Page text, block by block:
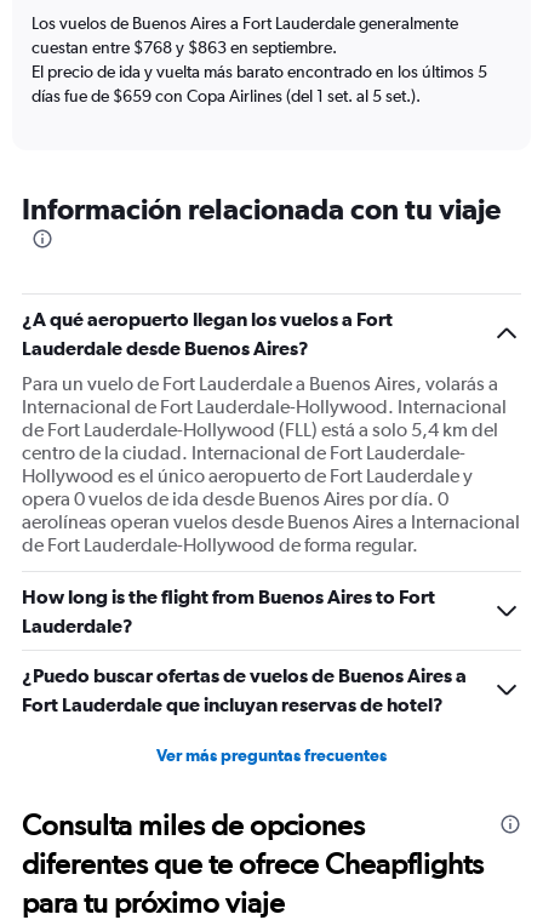
Y
axis
displaying
values.
Los vuelos de Buenos Aires a Fort Lauderdale generalmente
cuestan entre $768 y $863 en septiembre.
El precio de ida y vuelta más barato encontrado en los últimos 5
días fue de $659 con Copa Airlines (del 1 set. al 5 set.).
Información relacionada con tu viaje
¿A qué aeropuerto llegan los vuelos a Fort
Lauderdale desde Buenos Aires?
Para un vuelo de Fort Lauderdale a Buenos Aires, volarás a
Internacional de Fort Lauderdale-Hollywood. Internacional
de Fort Lauderdale-Hollywood (FLL) está a solo 5,4 km del
centro de la ciudad. Internacional de Fort Lauderdale-
Hollywood es el único aeropuerto de Fort Lauderdale y
opera 0 vuelos de ida desde Buenos Aires por día. 0
aerolíneas operan vuelos desde Buenos Aires a Internacional
de Fort Lauderdale-Hollywood de forma regular.
How long is the flight from Buenos Aires to Fort
Lauderdale?
¿Puedo buscar ofertas de vuelos de Buenos Aires a
Fort Lauderdale que incluyan reservas de hotel?
Ver más preguntas frecuentes
Consulta miles de opciones
diferentes que te ofrece Cheapflights
para tu próximo viaje